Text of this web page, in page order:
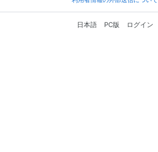
日本語 PC版 ログイン